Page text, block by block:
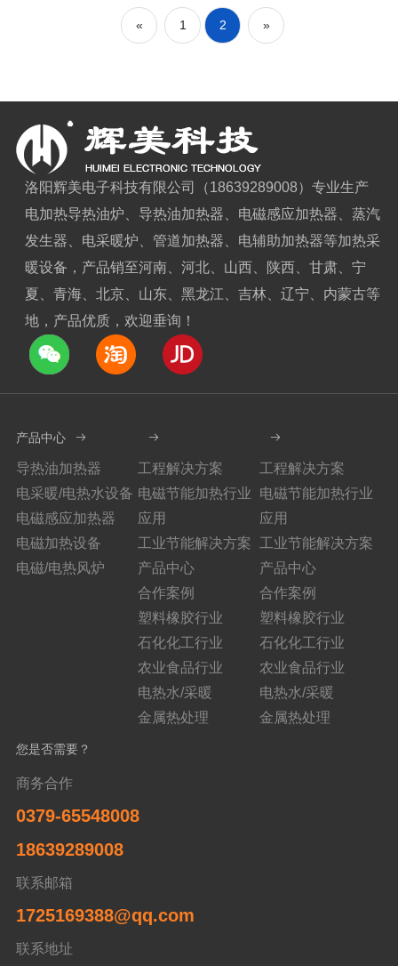
« 1 2 »
洛阳辉美电子科技有限公司（18639289008）专业生产
电加热导热油炉、导热油加热器、电磁感应加热器、蒸汽
发生器、电采暖炉、管道加热器、电辅助加热器等加热采
暖设备，产品销至河南、河北、山西、陕西、甘肃、宁
夏、青海、北京、山东、黑龙江、吉林、辽宁、内蒙古等
地，产品优质，欢迎垂询！
产品中心
导热油加热器
电采暖/电热水设备
电磁感应加热器
电磁加热设备
电磁/电热风炉
工程解决方案
电磁节能加热行业
应用
工业节能解决方案
产品中心
合作案例
塑料橡胶行业
石化化工行业
农业食品行业
电热水/采暖
金属热处理
工程解决方案
电磁节能加热行业
应用
工业节能解决方案
产品中心
合作案例
塑料橡胶行业
石化化工行业
农业食品行业
电热水/采暖
金属热处理
您是否需要？
商务合作
0379-65548008
18639289008
联系邮箱
1725169388@qq.com
联系地址